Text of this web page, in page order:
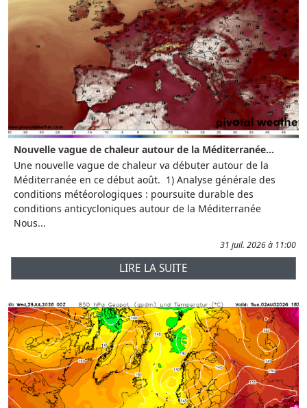
Nouvelle vague de chaleur autour de la Méditerranée...
Une nouvelle vague de chaleur va débuter autour de la
Méditerranée en ce début août. 1) Analyse générale des
conditions météorologiques : poursuite durable des
conditions anticycloniques autour de la Méditerranée
Nous...
31 juil. 2026 à 11:00
LIRE LA SUITE